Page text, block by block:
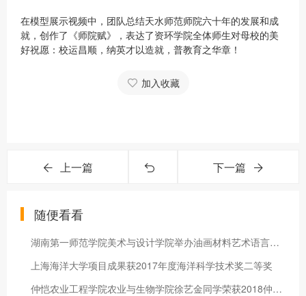
在模型展示视频中，团队总结天水师范师院六十年的发展和成
就，创作了《师院赋》，表达了资环学院全体师生对母校的美
好祝愿：校运昌顺，纳英才以造就，普教育之华章！
加入收藏
上一篇 下一篇
随便看看
湖南第一师范学院美术与设计学院举办油画材料艺术语言教学研究与
上海海洋大学项目成果获2017年度海洋科学技术奖二等奖
仲恺农业工程学院农业与生物学院徐艺金同学荣获2018仲园新歌声冠